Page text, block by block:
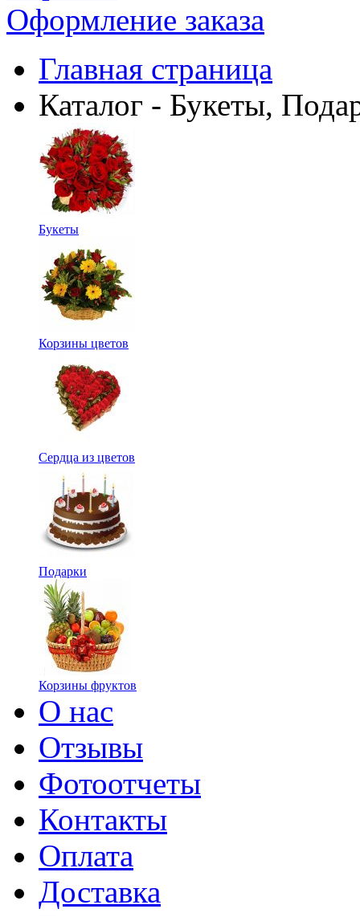
Оформление заказа
Главная страница
Каталог - Букеты,
Букеты
Корзины цветов
Сердца из цветов
Подарки
Корзины фруктов
О нас
Отзывы
Фотоотчеты
Контакты
Оплата
Доставка